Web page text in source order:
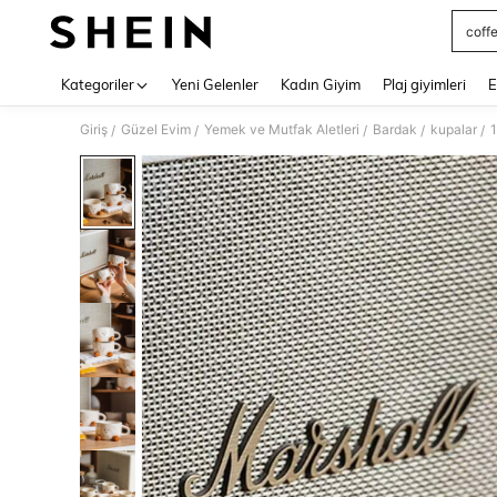
Kategoriler Yeni Gelenler Kadın Giyim Plaj giyimleri
Giriş / Güzel Evim / Yemek ve Mutfak Aletleri / Bardak / kupalar /